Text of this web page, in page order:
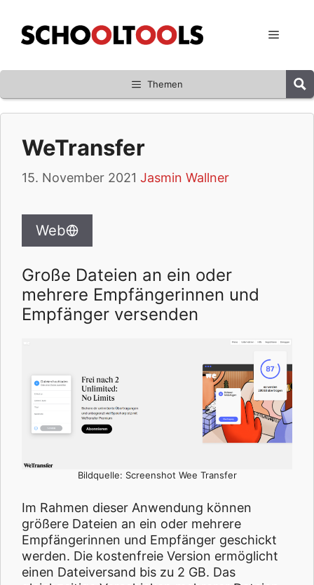
Inhalt
springen
Menü
Themen
WeTransfer
15. November 2021 Jasmin Wallner
Web
Große Dateien an ein oder
mehrere Empfängerinnen und
Empfänger versenden
Bildquelle: Screenshot Wee Transfer
Im Rahmen dieser Anwendung können
größere Dateien an ein oder mehrere
Empfängerinnen und Empfänger geschickt
werden. Die kostenfreie Version ermöglicht
einen Dateiversand bis zu 2 GB. Das